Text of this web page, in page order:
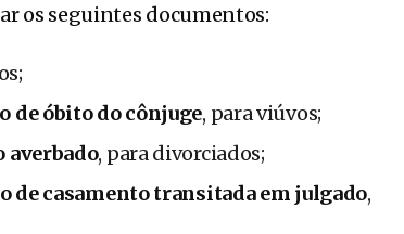
os seguintes documentos:
de óbito do cônjuge, para viúvos;
averbado, para divorciados;
de casamento transitada em julgado,